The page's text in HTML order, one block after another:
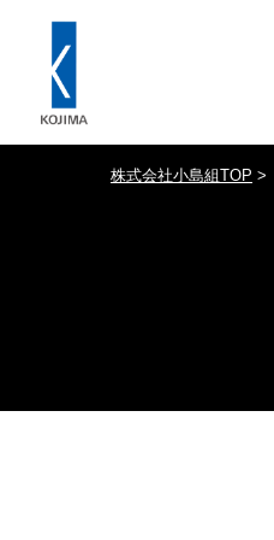
株式会社小島組TOP >